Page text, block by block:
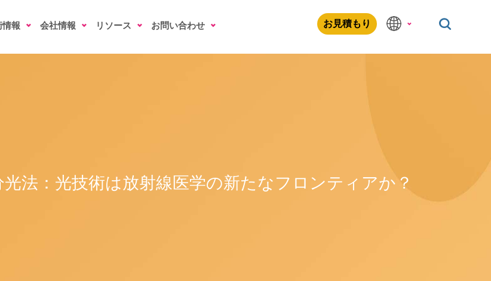
報 会社情報 リソース お問い合わせ お見積もり
法：光技術は放射線医学の新たなフロンティアか？